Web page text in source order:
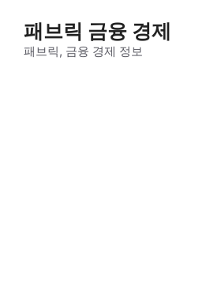
패브릭 금융 경제
패브릭, 금융 경제 정보